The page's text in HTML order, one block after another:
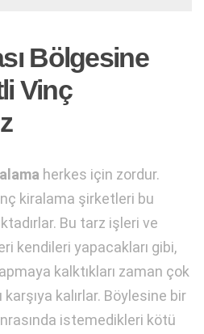
Bölgesine
Vinç
herkes için zordur.
kiralama şirketleri bu
Bu tarz işleri ve
kendileri yapacakları gibi,
kalktıkları zaman çok
kalırlar. Böylesine bir
istemedikleri kötü